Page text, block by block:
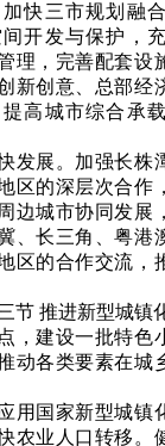
快三市规划融
开发与保护，
理，完善配套设
新创意、总部经
高城市综合承
发展。加强长株
区的深层次合作
边城市协同发展
、长三角、粤港
区的合作交流，
节 推进新型城镇
，建设一批特色
动各类要素在城
用国家新型城镇
农业人口转移。